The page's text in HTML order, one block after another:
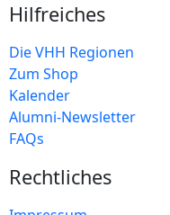
Hilfreiches
Die VHH Regionen
Zum Shop
Kalender
Alumni-Newsletter
FAQs
Rechtliches